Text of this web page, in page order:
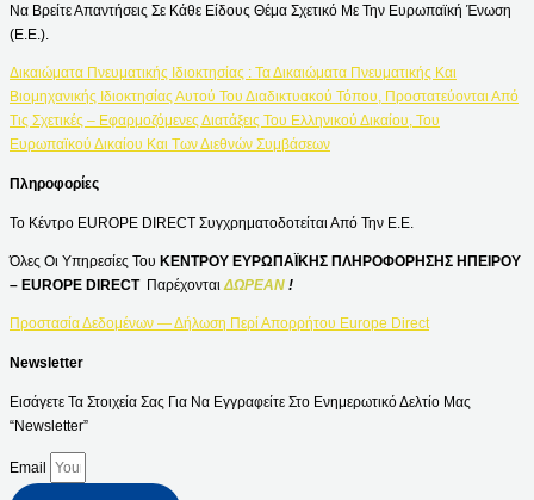
Να Βρείτε Απαντήσεις Σε Κάθε Είδους Θέμα Σχετικό Με Την Ευρωπαϊκή Ένωση
(Ε.Ε.).
Δικαιώματα Πνευματικής Ιδιοκτησίας : Τα Δικαιώματα Πνευματικής Και
Βιομηχανικής Ιδιοκτησίας Αυτού Του Διαδικτυακού Τόπου, Προστατεύονται Από
Τις Σχετικές – Εφαρμοζόμενες Διατάξεις Του Ελληνικού Δικαίου, Του
Ευρωπαϊκού Δικαίου Και Των Διεθνών Συμβάσεων
Πληροφορίες
Το Κέντρο EUROPE DIRECT Συγχρηματοδοτείται Από Την Ε.Ε.
Όλες Οι Υπηρεσίες Του ΚΕΝΤΡΟΥ ΕΥΡΩΠΑΪΚΗΣ ΠΛΗΡΟΦΟΡΗΣΗΣ ΗΠΕΙΡΟΥ
– EUROPE DIRECT Παρέχονται ΔΩΡΕΑΝ !
Προστασία Δεδομένων — Δήλωση Περί Απορρήτου Europe Direct
Newsletter
Εισάγετε Τα Στοιχεία Σας Για Να Εγγραφείτε Στο Ενημερωτικό Δελτίο Μας
“Newsletter”
Email